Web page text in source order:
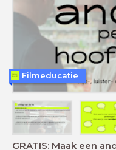
GRATIS: Maak een
Filmeducatie